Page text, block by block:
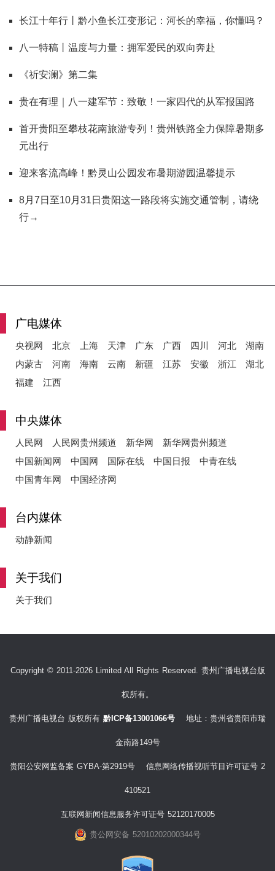
长江十年行丨黔小鱼长江变形记：河长的幸福，你懂吗？
八一特稿丨温度与力量：拥军爱民的双向奔赴
《祈安澜》第二集
贵在有理｜八一建军节：致敬！一家四代的从军报国路
首开贵阳至攀枝花南旅游专列！贵州铁路全力保障暑期多
元出行
迎来客流高峰！黔灵山公园发布暑期游园温馨提示
8月7日至10月31日贵阳这一路段将实施交通管制，请绕
行→
广电媒体
央视网 北京 上海 天津 广东 广西 四川 河北
湖南
内蒙古
河南 海南 云南 新疆 江苏 安徽 浙江
湖北
福建
江西
中央媒体
人民网 人民网贵州频道 新华网
新华网贵州频道
中国新闻网
中国网 国际在线 中国日报
中青在线
中国青年网
中国经济网
台内媒体
动静新闻
关于我们
关于我们
Copyright © 2011-2026 Limited All Rights Reserved. 贵州广播电视台版
权所有。
贵州广播电视台 版权所有 黔ICP备13001066号 地址：贵州省贵阳市瑞
金南路149号
贵阳公安网监备案 GYBA-第2919号 信息网络传播视听节目许可证号 2
410521
互联网新闻信息服务许可证号 52120170005
贵公网安备 52010202000344号